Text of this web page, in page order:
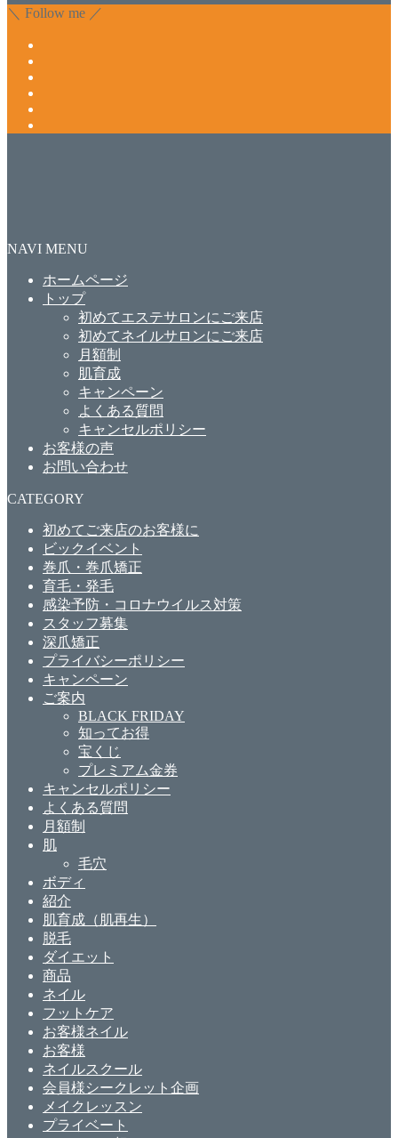
＼ Follow me ／
NAVI MENU
ホームページ
トップ
初めてエステサロンにご来店
初めてネイルサロンにご来店
月額制
肌育成
キャンペーン
よくある質問
キャンセルポリシー
お客様の声
お問い合わせ
CATEGORY
初めてご来店のお客様に
ビックイベント
巻爪・巻爪矯正
育毛・発毛
感染予防・コロナウイルス対策
スタッフ募集
深爪矯正
プライバシーポリシー
キャンペーン
ご案内
BLACK FRIDAY
知ってお得
宝くじ
プレミアム金券
キャンセルポリシー
よくある質問
月額制
肌
毛穴
ボディ
紹介
肌育成（肌再生）
脱毛
ダイエット
商品
ネイル
フットケア
お客様ネイル
お客様
ネイルスクール
会員様シークレット企画
メイクレッスン
プライベート